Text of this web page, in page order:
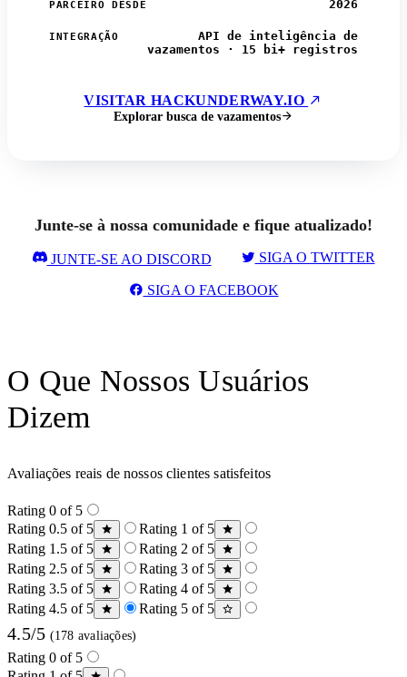
PARCEIRO DESDE 2026
INTEGRAÇÃO
API de inteligência de
vazamentos · 15 bi+ registros
VISITAR HACKUNDERWAY.IO
Explorar busca de vazamentos
Junte-se à nossa comunidade e fique atualizado!
JUNTE-SE AO DISCORD SIGA O TWITTER
SIGA O FACEBOOK
O Que Nossos Usuários
Dizem
Avaliações reais de nossos clientes satisfeitos
Rating 0 of 5
Rating 0.5 of 5
Rating 1 of 5
Rating 1.5 of 5
Rating 2 of 5
Rating 2.5 of 5
Rating 3 of 5
Rating 3.5 of 5
Rating 4 of 5
Rating 4.5 of 5
Rating 5 of 5
4.5/5 (178 avaliações)
Rating 0 of 5